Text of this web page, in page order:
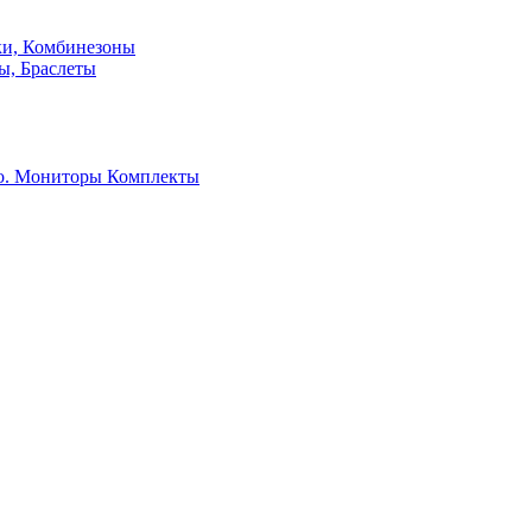
Комбинезоны
Браслеты
Мониторы Комплекты